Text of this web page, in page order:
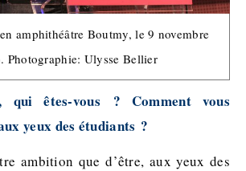
amphithéâtre Boutmy, le 9 novembre
Photographie: Ulysse Bellier
qui êtes-vous ? Comment vous
yeux des étudiants ?
ambition que d’être, aux yeux des